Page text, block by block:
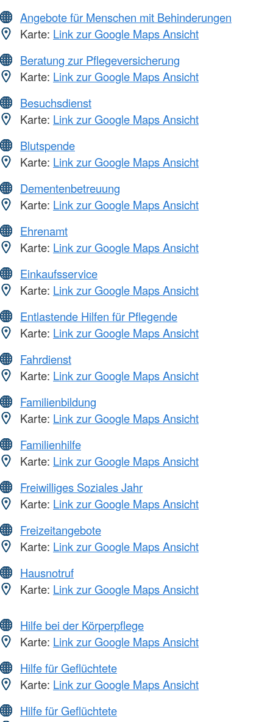
Angebote für Menschen mit Behinderungen
Karte: Link zur Google Maps Ansicht
Beratung zur Pflegeversicherung
Karte: Link zur Google Maps Ansicht
Besuchsdienst
Karte: Link zur Google Maps Ansicht
Blutspende
Karte: Link zur Google Maps Ansicht
Dementenbetreuung
Karte: Link zur Google Maps Ansicht
Ehrenamt
Karte: Link zur Google Maps Ansicht
Einkaufsservice
Karte: Link zur Google Maps Ansicht
Entlastende Hilfen für Pflegende
Karte: Link zur Google Maps Ansicht
Fahrdienst
Karte: Link zur Google Maps Ansicht
Familienbildung
Karte: Link zur Google Maps Ansicht
Familienhilfe
Karte: Link zur Google Maps Ansicht
Freiwilliges Soziales Jahr
Karte: Link zur Google Maps Ansicht
Freizeitangebote
Karte: Link zur Google Maps Ansicht
Hausnotruf
Karte: Link zur Google Maps Ansicht
Hilfe bei der Körperpflege
Karte: Link zur Google Maps Ansicht
Hilfe für Geflüchtete
Karte: Link zur Google Maps Ansicht
Hilfe für Geflüchtete